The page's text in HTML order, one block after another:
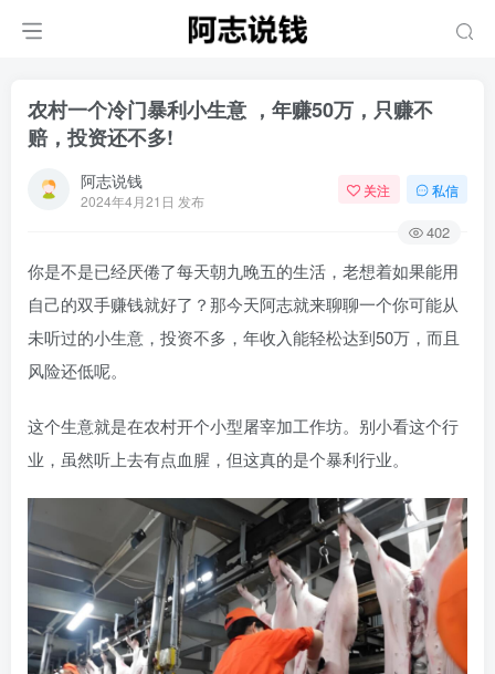
农村一个冷门暴利小生意 ，年赚50万，只赚不
赔，投资还不多!
阿志说钱
2024年4月21日 发布
关注 私信
402
你是不是已经厌倦了每天朝九晚五的生活，老想着如果能用
自己的双手赚钱就好了？那今天阿志就来聊聊一个你可能从
未听过的小生意，投资不多，年收入能轻松达到50万，而且
风险还低呢。
这个生意就是在农村开个小型屠宰加工作坊。别小看这个行
业，虽然听上去有点血腥，但这真的是个暴利行业。